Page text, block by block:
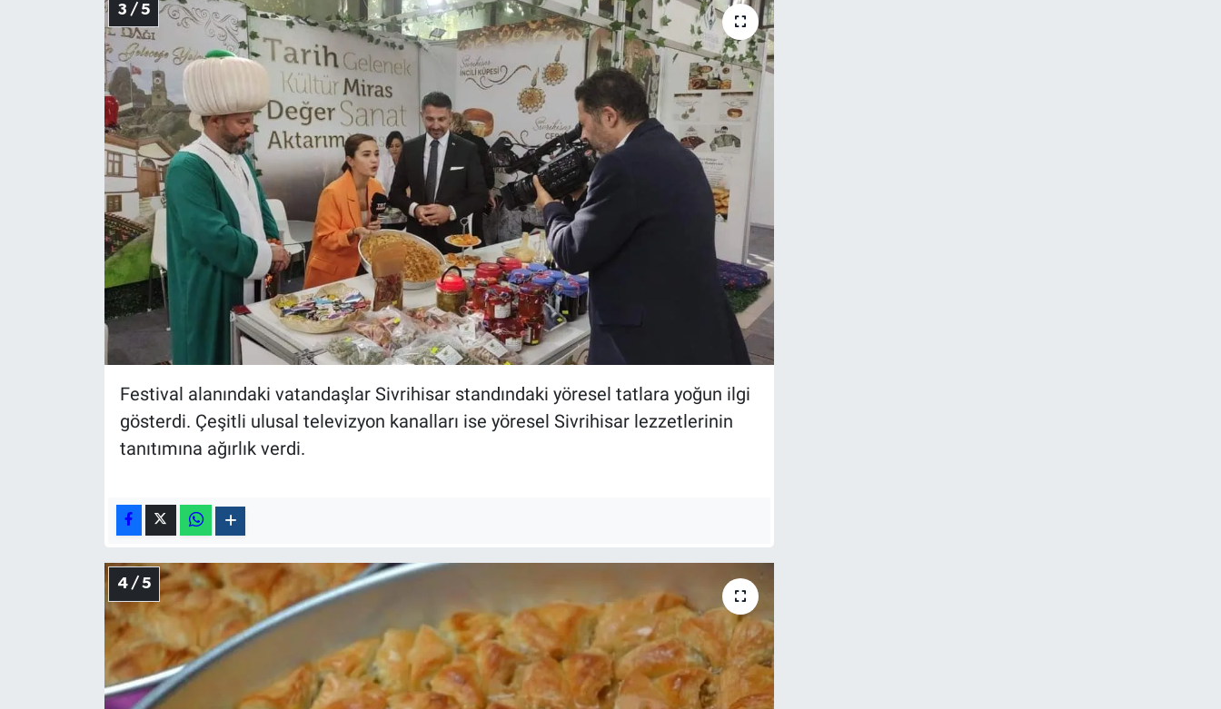
3 / 5
Festival alanındaki vatandaşlar Sivrihisar standındaki yöresel tatlara yoğun ilgi
gösterdi. Çeşitli ulusal televizyon kanalları ise yöresel Sivrihisar lezzetlerinin
tanıtımına ağırlık verdi.
4 / 5